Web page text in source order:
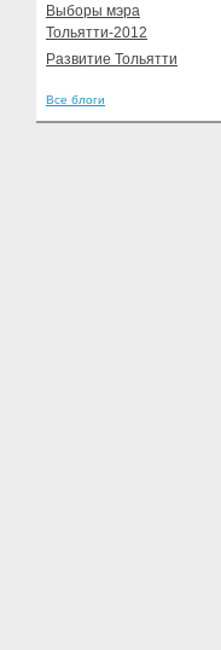
Выборы мэра
Тольятти-2012
Развитие Тольятти
Все блоги